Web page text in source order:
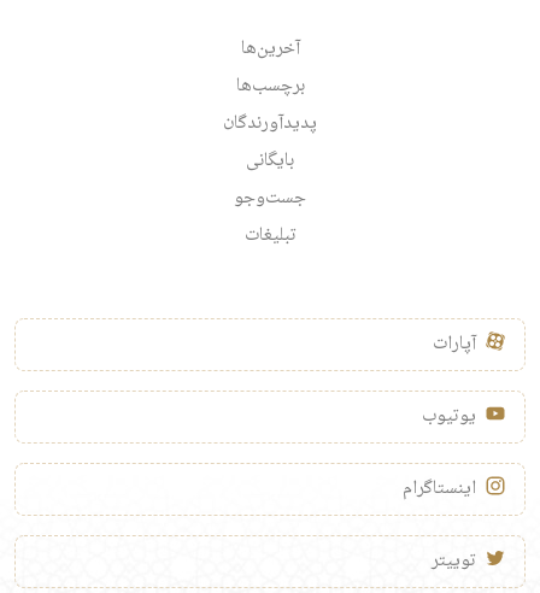
آخرین‌ها
برچسب‌ها
پدیدآورندگان
بایگانی
جست‌وجو
تبلیغات
آپارات
یوتیوب
اینستاگرام
توییتر